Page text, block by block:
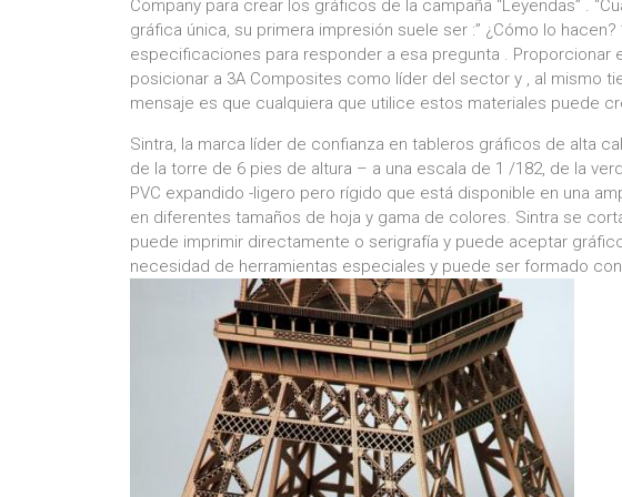
Company para crear los gráficos de la campaña “Leyendas” .
gráfica única, su primera impresión suele ser :” ¿Cómo lo
especificaciones para responder a esa pregunta . Proporcionar
posicionar a 3A Composites como líder del sector y , al mismo
mensaje es que cualquiera que utilice estos materiales puede
Sintra, la marca líder de confianza en tableros gráficos de alta
de la torre de 6 pies de altura – a una escala de 1 /182, de la
PVC expandido -ligero pero rígido que está disponible en una
en diferentes tamaños de hoja y gama de colores. Sintra se
puede imprimir directamente o serigrafía y puede aceptar
necesidad de herramientas especiales y puede ser formado